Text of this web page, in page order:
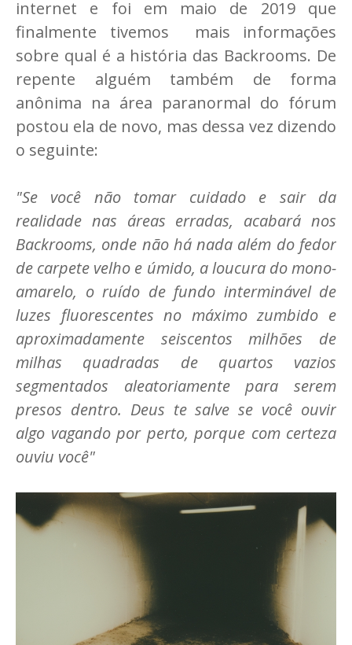
internet e foi em maio de 2019 que
finalmente tivemos mais informações
sobre qual é a história das Backrooms. De
repente alguém também de forma
anônima na área paranormal do fórum
postou ela de novo, mas dessa vez dizendo
o seguinte:
"Se você não tomar cuidado e sair da
realidade nas áreas erradas, acabará nos
Backrooms, onde não há nada além do fedor
de carpete velho e úmido, a loucura do mono-
amarelo, o ruído de fundo interminável de
luzes fluorescentes no máximo zumbido e
aproximadamente seiscentos milhões de
milhas quadradas de quartos vazios
segmentados aleatoriamente para serem
presos dentro. Deus te salve se você ouvir
algo vagando por perto, porque com certeza
ouviu você"